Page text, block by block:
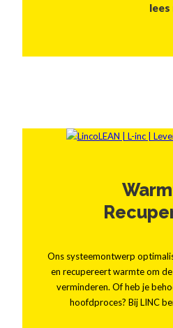
lees
Ons systeemontwerp
en recupereert warmte om
verminderen. Of heb je
hoofdproces? Bij LINC